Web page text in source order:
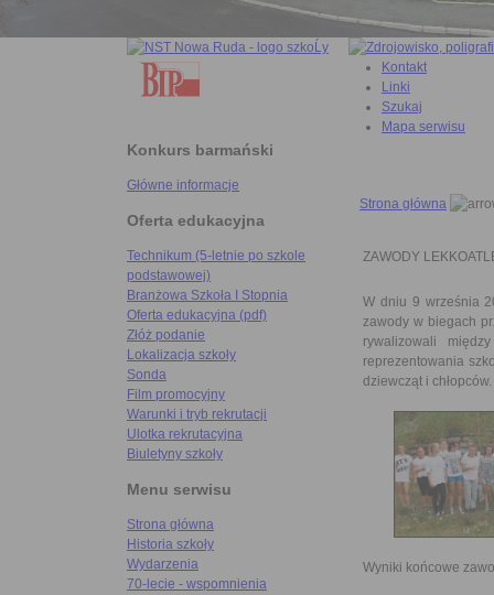
Konkurs barmański
Główne informacje
Oferta edukacyjna
Technikum (5-letnie po szkole
podstawowej)
Branżowa Szkoła I Stopnia
Oferta edukacyjna (pdf)
Złóż podanie
Lokalizacja szkoły
Sonda
Film promocyjny
Warunki i tryb rekrutacji
Ulotka rekrutacyjna
Biuletyny szkoły
Menu serwisu
Strona główna
Historia szkoły
Wydarzenia
70-lecie - wspomnienia
Kontakt
Linki
Szukaj
Mapa serwisu
Strona główna
ZAWODY
W dniu 9 września
zawody w biegach
rywalizowali
reprezentowania
dziewcząt i
Wyniki końcowe